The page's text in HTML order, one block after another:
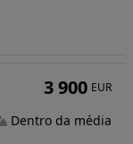
3 900 EUR
Dentro da média